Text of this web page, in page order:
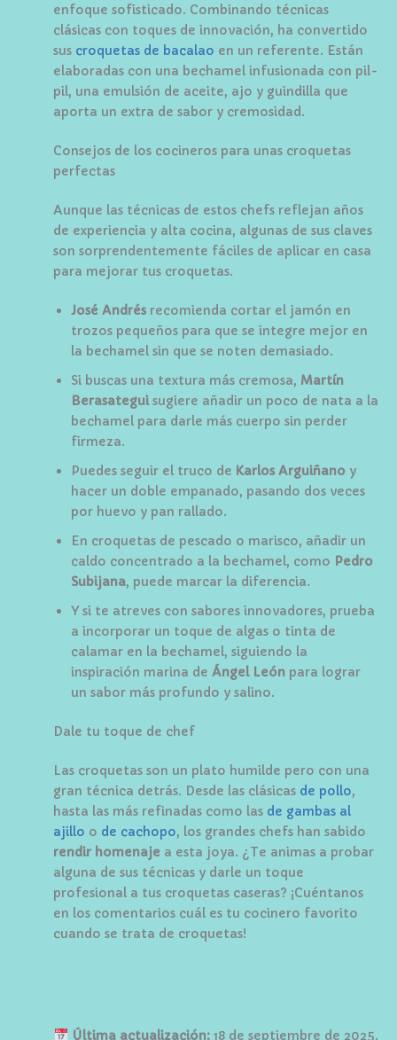
enfoque sofisticado. Combinando técnicas
clásicas con toques de innovación, ha convertido
sus croquetas de bacalao en un referente. Están
elaboradas con una bechamel infusionada con pil-
pil, una emulsión de aceite, ajo y guindilla que
aporta un extra de sabor y cremosidad.
Consejos de los cocineros para unas croquetas
perfectas
Aunque las técnicas de estos chefs reflejan años
de experiencia y alta cocina, algunas de sus claves
son sorprendentemente fáciles de aplicar en casa
para mejorar tus croquetas.
José Andrés recomienda cortar el jamón en
trozos pequeños para que se integre mejor en
la bechamel sin que se noten demasiado.
Si buscas una textura más cremosa, Martín
Berasateguisugiere añadir un poco de nata a la
bechamel para darle más cuerpo sin perder
firmeza.
Puedes seguir el truco de Karlos Arguiñano y
hacer un doble empanado, pasando dos veces
por huevo y pan rallado.
En croquetas de pescado o marisco, añadir un
caldo concentrado a la bechamel, como Pedro
Subijana, puede marcar la diferencia.
Y si te atreves con sabores innovadores, prueba
a incorporar un toque de algas o tinta de
calamar en la bechamel, siguiendo la
inspiración marina de Ángel León para lograr
un sabor más profundo y salino.
Dale tu toque de chef
Las croquetas son un plato humilde pero con una
gran técnica detrás. Desde las clásicas de pollo,
hasta las más refinadas como las de gambas al
ajillo o de cachopo, los grandes chefs han sabido
rendir homenaje a esta joya. ¿Te animas a probar
alguna de sus técnicas y darle un toque
profesional a tus croquetas caseras? ¡Cuéntanos
en los comentarios cuál es tu cocinero favorito
cuando se trata de croquetas!
Última actualización:18 de septiembre de 2025.